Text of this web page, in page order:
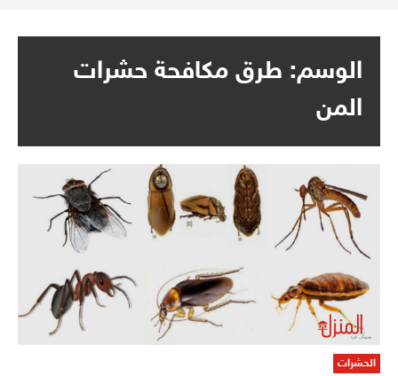
الوسم: طرق مكافحة حشرات
المن
الحشرات